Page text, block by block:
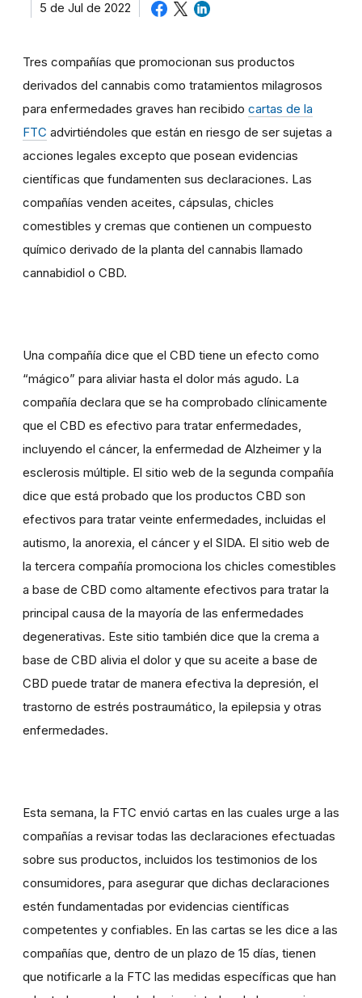
5 de Jul de 2022
Tres compañías que promocionan sus productos
derivados del cannabis como tratamientos milagrosos
para enfermedades graves han recibido cartas de la
FTC advirtiéndoles que están en riesgo de ser sujetas a
acciones legales excepto que posean evidencias
científicas que fundamenten sus declaraciones. Las
compañías venden aceites, cápsulas, chicles
comestibles y cremas que contienen un compuesto
químico derivado de la planta del cannabis llamado
cannabidiol o CBD.
Una compañía dice que el CBD tiene un efecto como
“mágico” para aliviar hasta el dolor más agudo. La
compañía declara que se ha comprobado clínicamente
que el CBD es efectivo para tratar enfermedades,
incluyendo el cáncer, la enfermedad de Alzheimer y la
esclerosis múltiple. El sitio web de la segunda compañía
dice que está probado que los productos CBD son
efectivos para tratar veinte enfermedades, incluidas el
autismo, la anorexia, el cáncer y el SIDA. El sitio web de
la tercera compañía promociona los chicles comestibles
a base de CBD como altamente efectivos para tratar la
principal causa de la mayoría de las enfermedades
degenerativas. Este sitio también dice que la crema a
base de CBD alivia el dolor y que su aceite a base de
CBD puede tratar de manera efectiva la depresión, el
trastorno de estrés postraumático, la epilepsia y otras
enfermedades.
Esta semana, la FTC envió cartas en las cuales urge a las
compañías a revisar todas las declaraciones efectuadas
sobre sus productos, incluidos los testimonios de los
consumidores, para asegurar que dichas declaraciones
estén fundamentadas por evidencias científicas
competentes y confiables. En las cartas se les dice a las
compañías que, dentro de un plazo de 15 días, tienen
que notificarle a la FTC las medidas específicas que han